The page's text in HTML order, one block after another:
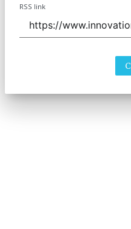
RSS link